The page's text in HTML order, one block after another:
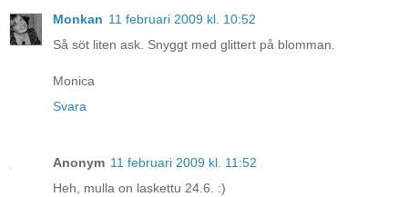
Monkan 11 februari 2009 kl. 10:52
Så söt liten ask. Snyggt med glittert på blomman.
Monica
Svara
Anonym 11 februari 2009 kl. 11:52
Heh, mulla on laskettu 24.6. :)